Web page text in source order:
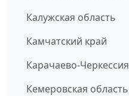
Калужская область
Камчатский край
Карачаево-Черкессия
Кемеровская область